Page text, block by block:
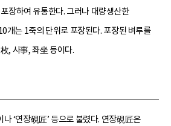
장하여 유통한다. 그러나 대량생산한
개는 1죽의 단위로 포장된다. 포장된 벼루를
, 사事, 좌坐 등이다.
나 ‘연장硯匠’ 등으로 불렸다. 연장硯匠은